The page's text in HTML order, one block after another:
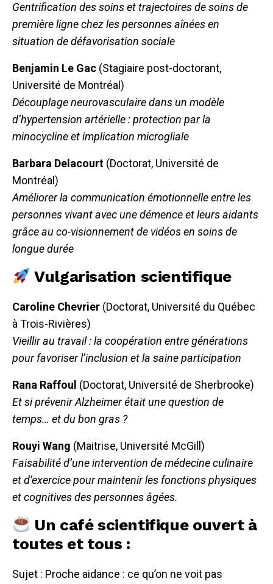
Gentrification des soins et trajectoires de soins de
première ligne chez les personnes aînées en
situation de défavorisation sociale
Benjamin Le Gac (Stagiaire post-doctorant,
Université de Montréal)
Découplage neurovasculaire dans un modèle
d’hypertension artérielle : protection par la
minocycline et implication microgliale
Barbara Delacourt (Doctorat, Université de
Montréal)
Améliorer la communication émotionnelle entre les
personnes vivant avec une démence et leurs aidants
grâce au co-visionnement de vidéos en soins de
longue durée
Vulgarisation scientifique
Caroline Chevrier (Doctorat, Université du Québec
à Trois-Rivières)
Vieillir au travail : la coopération entre générations
pour favoriser l’inclusion et la saine participation
Rana Raffoul (Doctorat, Université de Sherbrooke)
Et si prévenir Alzheimer était une question de
temps… et du bon gras ?
Rouyi Wang (Maitrise, Université McGill)
Faisabilité d’une intervention de médecine culinaire
et d’exercice pour maintenir les fonctions physiques
et cognitives des personnes âgées.
Un café scientifique ouvert à
toutes et tous :
Sujet : Proche aidance : ce qu’on ne voit pas